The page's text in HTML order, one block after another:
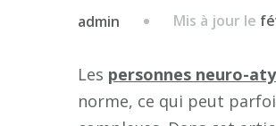
admin Mis à jour le
Les personnes neuro-
norme, ce qui peut